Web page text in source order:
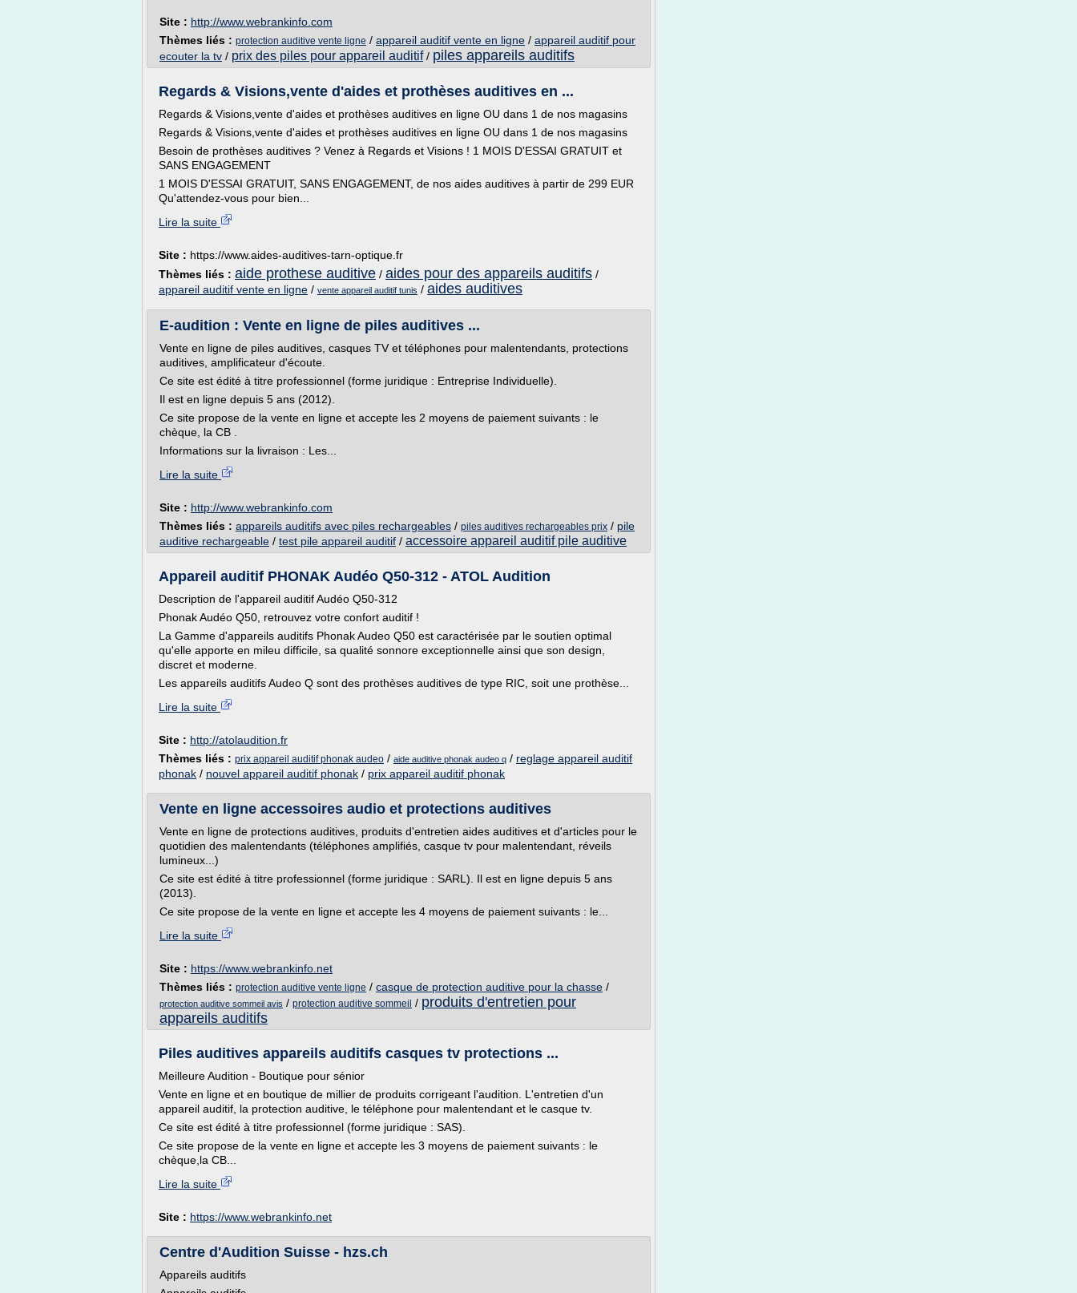
Site : http://www.webrankinfo.com
Thèmes liés : protection auditive vente ligne / appareil auditif vente en ligne / appareil auditif pour
ecouter la tv / prix des piles pour appareil auditif/ piles appareils auditifs
Regards & Visions,vente d'aides et prothèses auditives en ...
Regards & Visions,vente d'aides et prothèses auditives en ligne OU dans 1 de nos magasins
Regards & Visions,vente d'aides et prothèses auditives en ligne OU dans 1 de nos magasins
Besoin de prothèses auditives ? Venez à Regards et Visions ! 1 MOIS D'ESSAI GRATUIT et
SANS ENGAGEMENT
1 MOIS D'ESSAI GRATUIT, SANS ENGAGEMENT, de nos aides auditives à partir de 299 EUR
Qu'attendez-vous pour bien...
Lire la suite
Site : https://www.aides-auditives-tarn-optique.fr
Thèmes liés : aide prothese auditive / aides pour des appareils auditifs /
appareil auditif vente en ligne / vente appareil auditif tunis / aides auditives
E-audition : Vente en ligne de piles auditives ...
Vente en ligne de piles auditives, casques TV et téléphones pour malentendants, protections
auditives, amplificateur d'écoute.
Ce site est édité à titre professionnel (forme juridique : Entreprise Individuelle).
Il est en ligne depuis 5 ans (2012).
Ce site propose de la vente en ligne et accepte les 2 moyens de paiement suivants : le
chèque, la CB .
Informations sur la livraison : Les...
Lire la suite
Site : http://www.webrankinfo.com
Thèmes liés : appareils auditifs avec piles rechargeables / piles auditives rechargeables prix / pile
auditive rechargeable / test pile appareil auditif / accessoire appareil auditif pile auditive
Appareil auditif PHONAK Audéo Q50-312 - ATOL Audition
Description de l'appareil auditif Audéo Q50-312
Phonak Audéo Q50, retrouvez votre confort auditif !
La Gamme d'appareils auditifs Phonak Audeo Q50 est caractérisée par le soutien optimal
qu'elle apporte en mileu difficile, sa qualité sonnore exceptionnelle ainsi que son design,
discret et moderne.
Les appareils auditifs Audeo Q sont des prothèses auditives de type RIC, soit une prothèse...
Lire la suite
Site : http://atolaudition.fr
Thèmes liés : prix appareil auditif phonak audeo / aide auditive phonak audeo q / reglage appareil auditif
phonak / nouvel appareil auditif phonak / prix appareil auditif phonak
Vente en ligne accessoires audio et protections auditives
Vente en ligne de protections auditives, produits d'entretien aides auditives et d'articles pour le
quotidien des malentendants (téléphones amplifiés, casque tv pour malentendant, réveils
lumineux...)
Ce site est édité à titre professionnel (forme juridique : SARL). Il est en ligne depuis 5 ans
(2013).
Ce site propose de la vente en ligne et accepte les 4 moyens de paiement suivants : le...
Lire la suite
Site : https://www.webrankinfo.net
Thèmes liés : protection auditive vente ligne / casque de protection auditive pour la chasse /
protection auditive sommeil avis / protection auditive sommeil / produits d'entretien pour
appareils auditifs
Piles auditives appareils auditifs casques tv protections ...
Meilleure Audition - Boutique pour sénior
Vente en ligne et en boutique de millier de produits corrigeant l'audition. L'entretien d'un
appareil auditif, la protection auditive, le téléphone pour malentendant et le casque tv.
Ce site est édité à titre professionnel (forme juridique : SAS).
Ce site propose de la vente en ligne et accepte les 3 moyens de paiement suivants : le
chèque,la CB...
Lire la suite
Site : https://www.webrankinfo.net
Centre d'Audition Suisse - hzs.ch
Appareils auditifs